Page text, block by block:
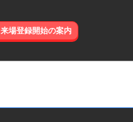
来場登録開始の案内